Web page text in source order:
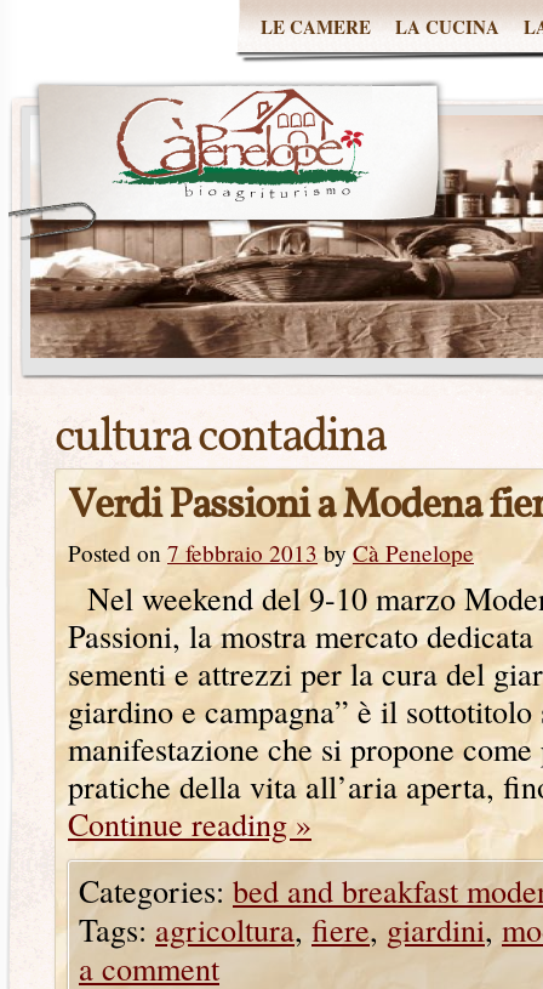
LE CAMERE LA CUCINA
cultura contadina
Verdi Passioni a Modena
Posted on 7 febbraio 2013 by Cà Penelope
Nel weekend del 9-10 marzo
Passioni, la mostra mercato
sementi e attrezzi per la cura del
giardino e campagna” è il
manifestazione che si propone
pratiche della vita all’aria aperta,
Continue reading»
Categories:bed and breakfast
Tags: agricoltura, fiere, giardini,
a comment